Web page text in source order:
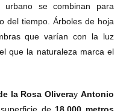
se combinan para
del tiempo. Árboles de hoja
que varían con la luz
que la naturaleza marca el
la Rosa OliverayAntonio
de 18.000 metros